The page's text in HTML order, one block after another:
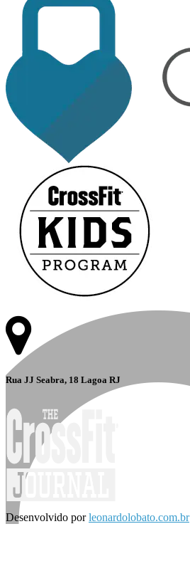
Rua JJ Seabra, 18 Lagoa RJ
Desenvolvido porleonardolobato.com.br